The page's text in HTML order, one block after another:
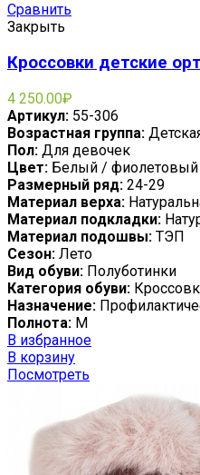
Сравнить
Закрыть
Кроссовки детские
4 250.00₽
Артикул: 55-306
Возрастная группа:
Пол: Для девочек
Цвет: Белый / фиолетовый
Размерный ряд: 24-29
Материал верха:
Материал подкладки:
Материал подошвы: ТЭП
Сезон: Лето
Вид обуви: Полуботинки
Категория обуви:
Назначение:
Полнота: M
В избранное
В корзину
Посмотреть